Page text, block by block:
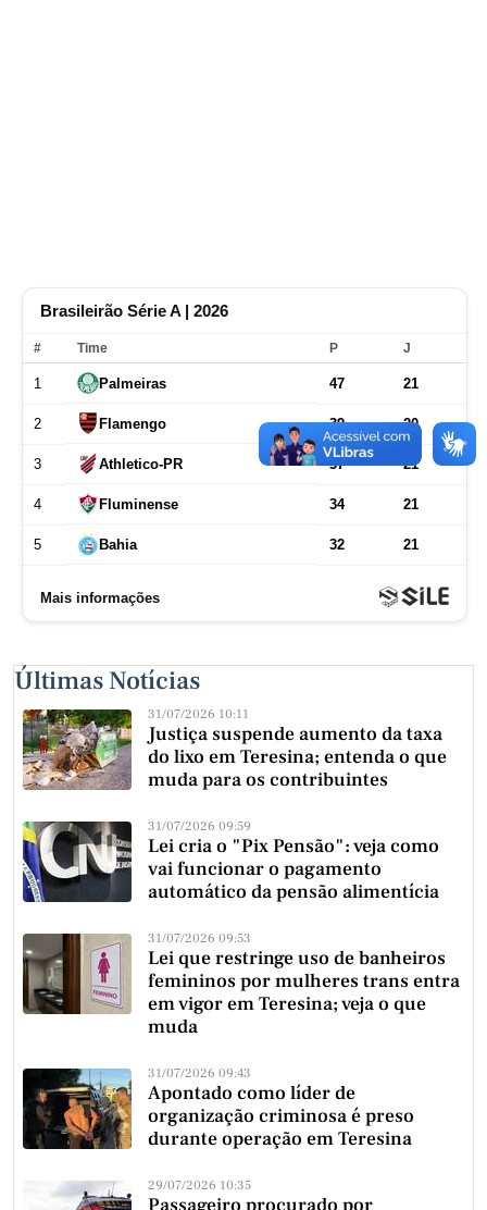
Últimas Notícias
31/07/2026 10:11
Justiça suspende aumento da taxa
do lixo em Teresina; entenda o que
muda para os contribuintes
31/07/2026 09:59
Lei cria o "Pix Pensão": veja como
vai funcionar o pagamento
automático da pensão alimentícia
31/07/2026 09:53
Lei que restringe uso de banheiros
femininos por mulheres trans entra
em vigor em Teresina; veja o que
muda
31/07/2026 09:43
Apontado como líder de
organização criminosa é preso
durante operação em Teresina
29/07/2026 10:35
Passageiro procurado por